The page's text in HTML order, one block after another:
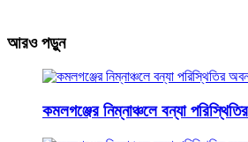
আরও পড়ুন
কমলগঞ্জের নিম্নাঞ্চলে বন্যা